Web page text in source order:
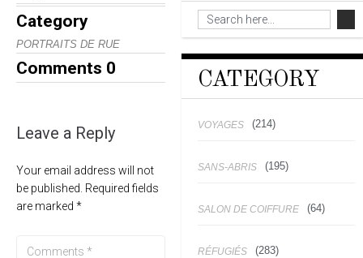
Category
PORTRAITS DE RUE
Comments 0
Leave a Reply
Your email address will not
be published. Required fields
are marked *
CATEGORY
VOYAGES (214)
SANS-ABRIS (195)
SALON DE COIFFURE (64)
RÉFUGIÉS (283)